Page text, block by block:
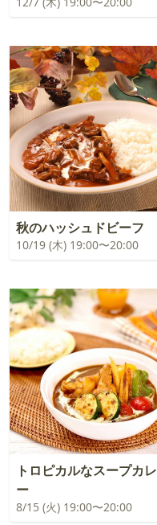
秋のハッシュドビーフ
10/19 (木) 19:00〜20:00
トロピカルなスープカレ
ー
8/15 (火) 19:00〜20:00